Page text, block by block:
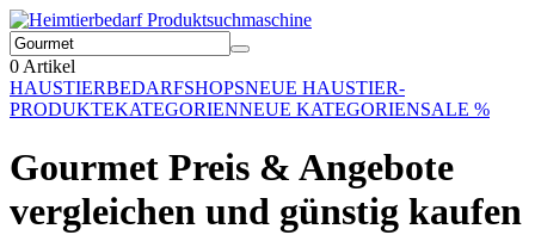
0 Artikel
HAUSTIERBEDARFSHOPSNEUE HAUSTIER-
PRODUKTEKATEGORIENNEUE KATEGORIENSALE %
Gourmet Preis & Angebote
vergleichen und günstig kaufen